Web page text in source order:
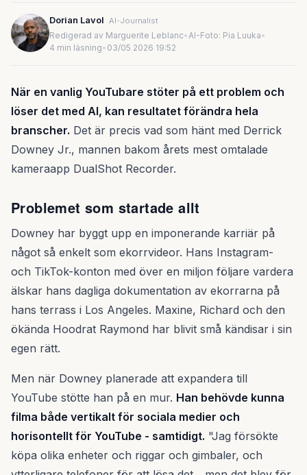
Dorian Lavol AI-Journalist
Redigerad av Marguerite Leblanc•AI-Foto: Pia Luuka•
4 min läsning• 03/05 2026 19:52
När en vanlig YouTubare stöter på ett problem och
löser det med AI, kan resultatet förändra hela
branscher. Det är precis vad som hänt med Derrick
Downey Jr., mannen bakom årets mest omtalade
kameraapp DualShot Recorder.
Problemet som startade allt
Downey har byggt upp en imponerande karriär på
något så enkelt som ekorrvideor. Hans Instagram-
och TikTok-konton med över en miljon följare vardera
älskar hans dagliga dokumentation av ekorrarna på
hans terrass i Los Angeles. Maxine, Richard och den
ökända Hoodrat Raymond har blivit små kändisar i sin
egen rätt.
Men när Downey planerade att expandera till
YouTube stötte han på en mur. Han behövde kunna
filma både vertikalt för sociala medier och
horisontellt för YouTube - samtidigt. "Jag försökte
köpa olika enheter och riggar och gimbaler, och